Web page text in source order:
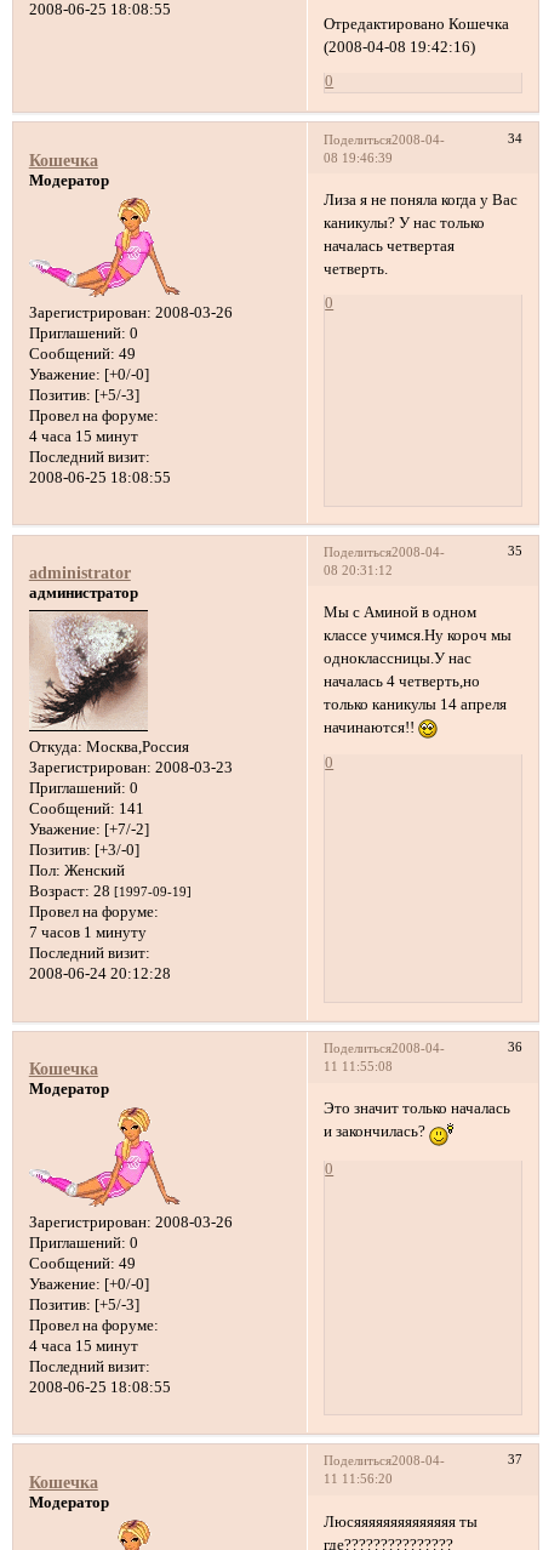
2008-06-25 18:08:55
Отредактировано Кошечка
(2008-04-08 19:42:16)
0
Поделиться 34
2008-04-
08 19:46:39
Кошечка
Модератор
Зарегистрирован: 2008-03-26
Приглашений: 0
Сообщений: 49
Уважение: [+0/-0]
Позитив: [+5/-3]
Провел на форуме:
4 часа 15 минут
Последний визит:
2008-06-25 18:08:55
Лиза я не поняла когда у Вас
каникулы? У нас только
началась четвертая
четверть.
0
Поделиться 35
2008-04-
08 20:31:12
administrator
администратор
Откуда: Москва,Россия
Зарегистрирован: 2008-03-23
Приглашений: 0
Сообщений: 141
Уважение: [+7/-2]
Позитив: [+3/-0]
Пол: Женский
Возраст: 28 [1997-09-19]
Провел на форуме:
7 часов 1 минуту
Последний визит:
2008-06-24 20:12:28
Мы с Аминой в одном
классе учимся.Ну короч мы
одноклассницы.У нас
началась 4 четверть,но
только каникулы 14 апреля
начинаются!!
0
Поделиться 36
2008-04-
11 11:55:08
Кошечка
Модератор
Зарегистрирован: 2008-03-26
Приглашений: 0
Сообщений: 49
Уважение: [+0/-0]
Позитив: [+5/-3]
Провел на форуме:
4 часа 15 минут
Последний визит:
2008-06-25 18:08:55
Это значит только началась
и закончилась?
0
Поделиться 37
2008-04-
11 11:56:20
Кошечка
Модератор
Люсяяяяяяяяяяяяяя ты
где???????????????